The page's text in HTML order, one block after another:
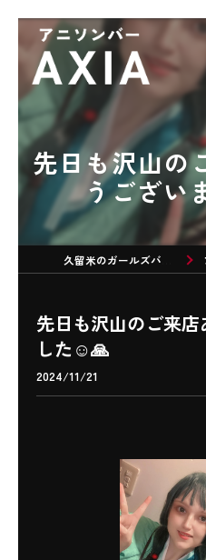
先日も沢山の
うござい
先日も沢山のご来
した☺🙏
2024/11/21